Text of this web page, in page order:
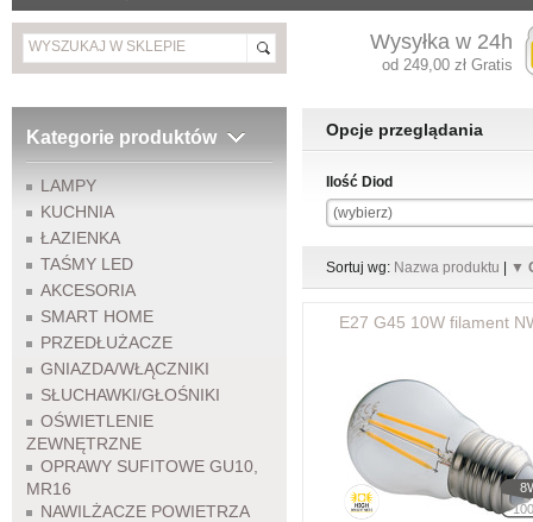
Wysyłka w 24h
od 249,00 zł Gratis
Kategorie produktów
LAMPY
KUCHNIA
ŁAZIENKA
TAŚMY LED
AKCESORIA
SMART HOME
PRZEDŁUŻACZE
GNIAZDA/WŁĄCZNIKI
SŁUCHAWKI/GŁOŚNIKI
OŚWIETLENIE
ZEWNĘTRZNE
OPRAWY SUFITOWE GU10,
MR16
NAWILŻACZE POWIETRZA
Opcje przeglądania
Ilość Diod
(wybierz)
Sortuj wg: Nazwa produktu ▼
E27 G45 10W filament